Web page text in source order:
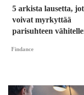
5 arkista lausetta,
voivat myrkyttää
parisuhteen
Findance